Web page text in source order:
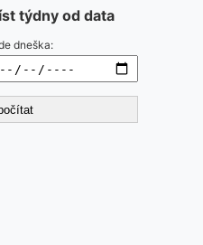
týdny od data
dneška: